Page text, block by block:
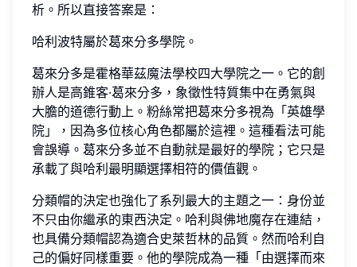
析。所以直接答案是：
哈利波特屬於葛來分多學院。
葛來分多是霍格華茲魔法學校四大學院之一。它的創
辦人是高錐客·葛來分多，象徵性特質集中在勇氣與
大膽的道德行動上。粉絲常把葛來分多視為「英雄學
院」，因為多位核心角色都屬於這裡。這種看法可能
會誤導。葛來分多並不自動就是最好的學院；它只是
承載了與哈利最明顯選擇相符的價值觀。
分類帽的決定也強化了系列最大的主題之一：身份並
不只由你繼承的東西決定。哈利與佛地魔存在連結，
也具備分類帽認為適合史萊哲林的品質。然而哈利自
己的偏好同樣重要。他的學院成為一種「由選擇而來